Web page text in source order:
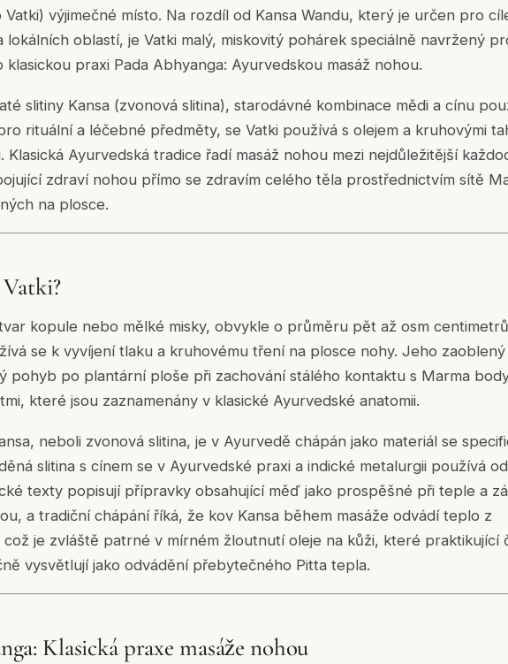
Vatki) výjimečné místo. Na rozdíl od Kansa Wandu, který je určen pro
lokálních oblastí, je Vatki malý, miskovitý pohárek speciálně navržený
praxi Pada Abhyanga: Ayurvedskou masáž nohou.
slitiny Kansa (zvonová slitina), starodávné kombinace mědi a cínu
rituální a léčebné předměty, se Vatki používá s olejem a kruhovými
Klasická Ayurvedská tradice řadí masáž nohou mezi nejdůležitější
zdraví nohou přímo se zdravím celého těla prostřednictvím sítě
na plosce.
tvar kopule nebo mělké misky, obvykle o průměru pět až osm
se k vyvíjení tlaku a kruhovému tření na plosce nohy. Jeho
pohyb po plantární ploše při zachování stálého kontaktu s Marma
které jsou zaznamenány v klasické Ayurvedské anatomii.
neboli zvonová slitina, je v Ayurvedě chápán jako materiál se
slitina s cínem se v Ayurvedské praxi a indické metalurgii používá od
texty popisují přípravky obsahující měď jako prospěšné při teple a
a tradiční chápání říká, že kov Kansa během masáže odvádí teplo z
je zvláště patrné v mírném žloutnutí oleje na kůži, které praktikující
vysvětlují jako odvádění přebytečného Pitta tepla.
Klasická praxe masáže nohou